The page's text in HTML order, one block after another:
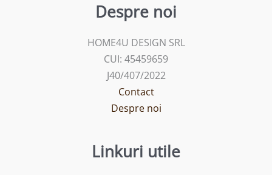
Despre noi
HOME4U DESIGN SRL
CUI: 45459659
J40/407/2022
Contact
Despre noi
Linkuri utile